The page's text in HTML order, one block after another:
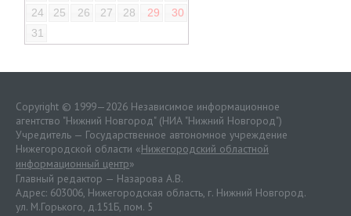
24
25 26 27 28 29
30
31
Copyright © 1999—2026 Независимое информационное
агентство "Нижний Новгород" (НИА "Нижний Новгород")
Учредитель — Государственное автономное учреждение
Нижегородской области «Нижегородский областной
информационный центр»
Главный редактор — Назарова А.В.
Адрес: 603006, Нижегородская область, г. Нижний Новгород.
ул. М.Горького, д.151Б, пом. 5